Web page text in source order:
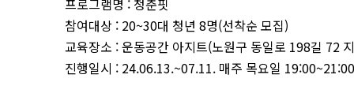
참여대상 : 20~30대 청년 8명(선착순 모집)
교육장소 : 운동공간 아지트(노원구 동일로 198길 72
진행일시 : 24.06.13.~07.11. 매주 목요일